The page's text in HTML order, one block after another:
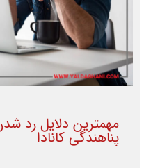
مهمترین دلایل رد
پناهندگی کانادا